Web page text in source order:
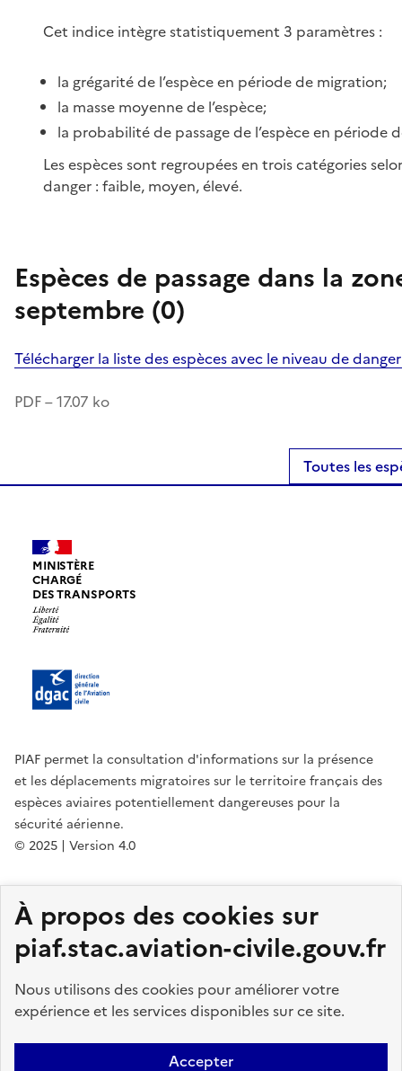
À propos des cookies sur
piaf.stac.aviation-civile.gouv.fr
Nous utilisons des cookies pour améliorer votre
expérience et les services disponibles sur ce site.
Accepter
Cet indice intègre statistiquement 3 paramètres :
la grégarité de l’espèce en période de migration;
la masse moyenne de l’espèce;
la probabilité de passage de l’espèce en période
Les espèces sont regroupées en trois catégories
danger : faible, moyen, élevé.
Espèces de passage dans la
septembre (0)
Télécharger la liste des espèces avec le niveau de
PDF – 17.07 ko
Toutes les
MINISTÈRE
CHARGÉ
DES TRANSPORTS
PIAF permet la consultation d'informations sur la présence
et les déplacements migratoires sur le territoire français des
espèces aviaires potentiellement dangereuses pour la
sécurité aérienne.
© 2025 | Version 4.0
legifrance.gouv.fr
gouvernement.fr
service-public.fr
data.gouv.fr
DGAC
STAC
Accueil Contact Mentions légales Plan du site
Accessibilité :
totalement conforme
Notice utilisateur